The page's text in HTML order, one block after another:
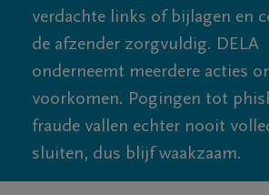
verdachte links of bijlagen en
de afzender zorgvuldig. DELA
onderneemt meerdere acties
voorkomen. Pogingen tot
fraude vallen echter nooit
sluiten, dus blijf waakzaam.